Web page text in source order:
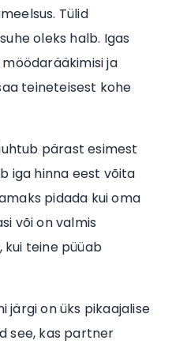
Tülid
oleks halb. Igas
ja
teineteisest kohe
pärast esimest
iga hinna eest võita
pidada kui oma
või on valmis
kui teine püüab
järgi on üks pikaajalise
see, kas partner